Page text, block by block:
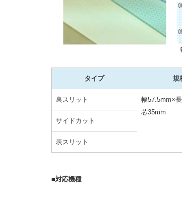
タイプ 規
裏スリット
幅57.5mm×
芯35mm
サイドカット
表スリット
■対応機種